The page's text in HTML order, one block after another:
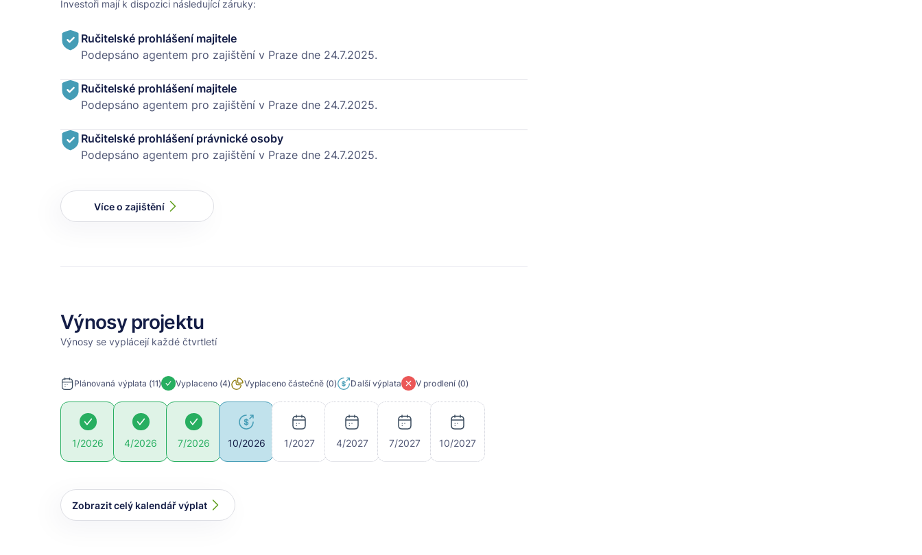
Investoři mají k dispozici následující záruky:
Ručitelské prohlášení majitele
Podepsáno agentem pro zajištění v Praze dne 24.7.2025.
Ručitelské prohlášení majitele
Podepsáno agentem pro zajištění v Praze dne 24.7.2025.
Ručitelské prohlášení právnické osoby
Podepsáno agentem pro zajištění v Praze dne 24.7.2025.
Více o zajištění
Výnosy projektu
Výnosy se vyplácejí každé čtvrtletí
Plánovaná výplata (11) Vyplaceno (4) Vyplaceno částečně (0) Další výplata V prodlení (0)
1/2026 4/2026 7/2026 10/2026 1/2027 4/2027 7/2027 10/2027
Zobrazit celý kalendář výplat